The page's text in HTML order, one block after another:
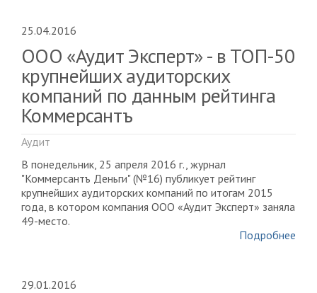
25.04.2016
ООО «Аудит Эксперт» - в ТОП-50
крупнейших аудиторских
компаний по данным рейтинга
Коммерсантъ
Аудит
В понедельник, 25 апреля 2016 г., журнал
"Коммерсантъ Деньги" (№16) публикует рейтинг
крупнейших аудиторских компаний по итогам 2015
года, в котором компания ООО «Аудит Эксперт» заняла
49-место.
Подробнее
29.01.2016